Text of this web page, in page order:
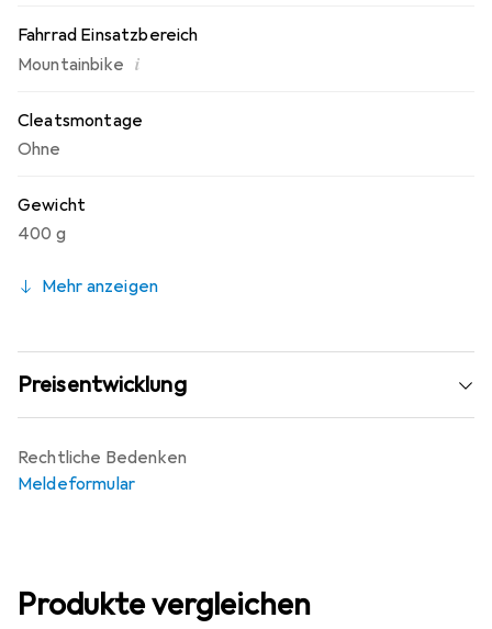
Fahrrad Einsatzbereich
Mountainbike i
Cleatsmontage
Ohne
Gewicht
400 g
Mehr anzeigen
Preisentwicklung
Rechtliche Bedenken
Meldeformular
Produkte vergleichen